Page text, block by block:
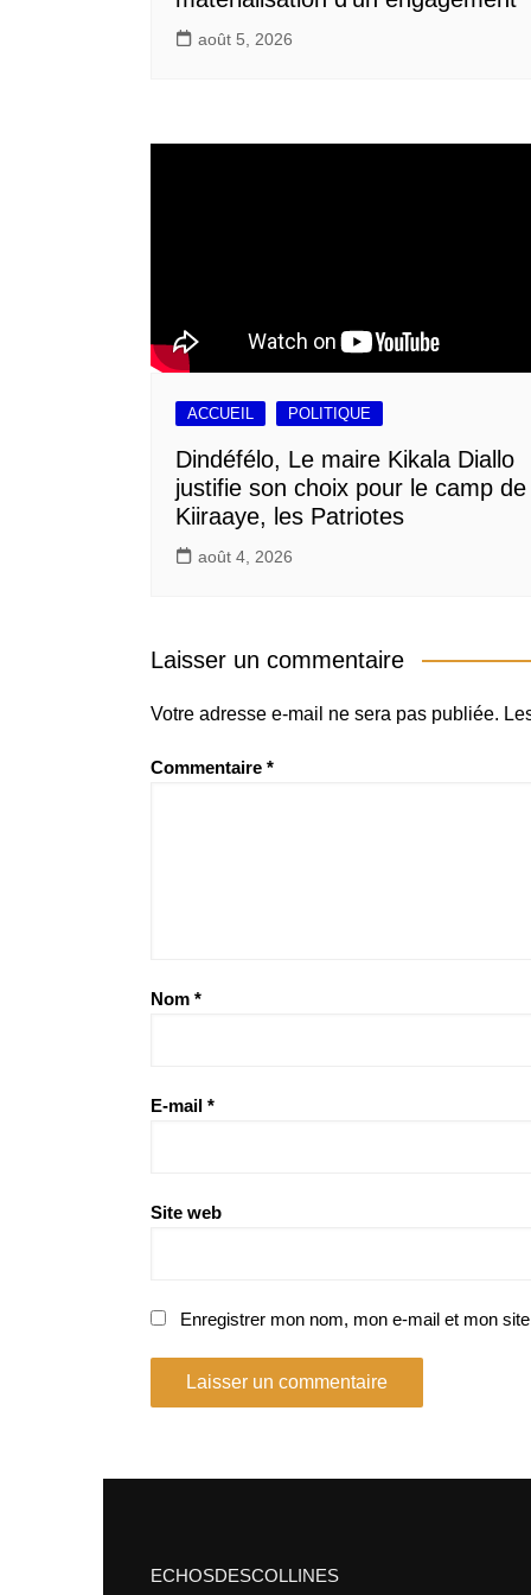
août 5, 2026
ACCUEIL POLITIQUE
Dindéfélo, Le maire Kikala Diallo
justifie son choix pour le camp de
Kiiraaye, les Patriotes
août 4, 2026
Laisser un commentaire
Votre adresse e-mail ne sera pas publiée.
Commentaire *
Nom *
E-mail *
Site web
Enregistrer mon nom, mon e-mail et mon
ECHOSDESCOLLINES